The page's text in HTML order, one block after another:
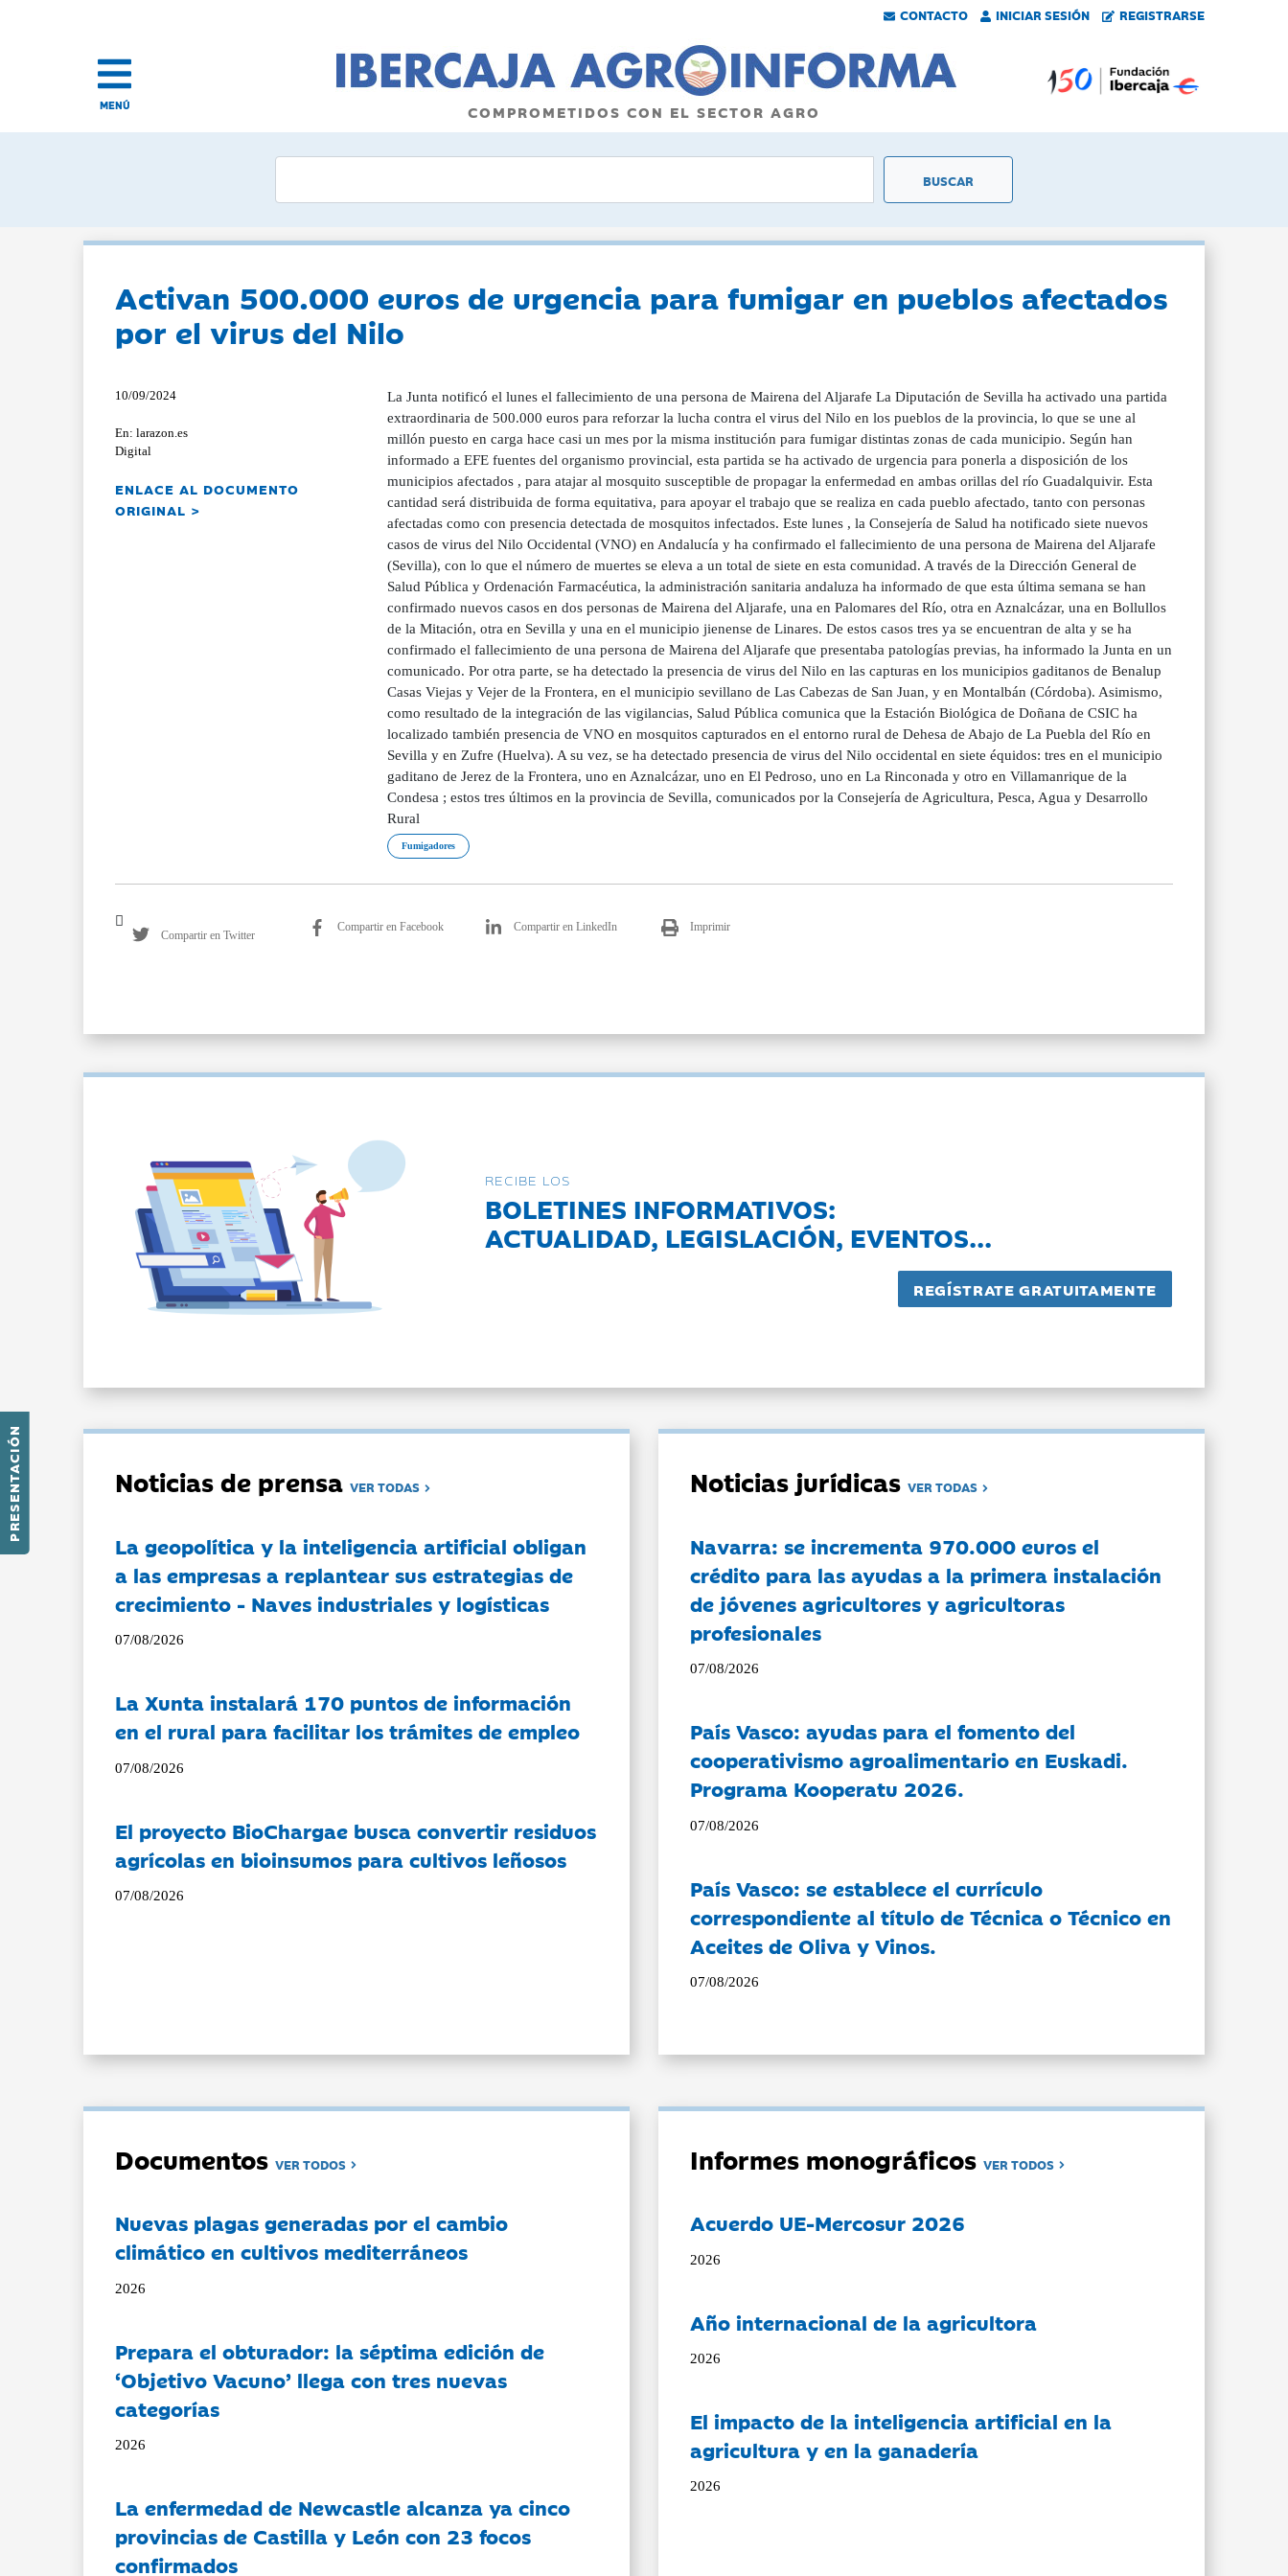
CONTACTO INICIAR SESIÓN REGISTRARSE
PRESENTACIÓN
MENÚ COMPROMETIDOS CON EL SECTOR AGRO
Activan 500.000 euros de urgencia para fumigar en pueblos afectados
por el virus del Nilo
10/09/2024
En: larazon.es
Digital
ENLACE AL DOCUMENTO
ORIGINAL >
La Junta notificó el lunes el fallecimiento de una persona de Mairena del Aljarafe La Diputación de Sevilla ha activado una partida
extraordinaria de 500.000 euros para reforzar la lucha contra el virus del Nilo en los pueblos de la provincia, lo que se une al
millón puesto en carga hace casi un mes por la misma institución para fumigar distintas zonas de cada municipio. Según han
informado a EFE fuentes del organismo provincial, esta partida se ha activado de urgencia para ponerla a disposición de los
municipios afectados , para atajar al mosquito susceptible de propagar la enfermedad en ambas orillas del río Guadalquivir. Esta
cantidad será distribuida de forma equitativa, para apoyar el trabajo que se realiza en cada pueblo afectado, tanto con personas
afectadas como con presencia detectada de mosquitos infectados. Este lunes , la Consejería de Salud ha notificado siete nuevos
casos de virus del Nilo Occidental (VNO) en Andalucía y ha confirmado el fallecimiento de una persona de Mairena del Aljarafe
(Sevilla), con lo que el número de muertes se eleva a un total de siete en esta comunidad. A través de la Dirección General de
Salud Pública y Ordenación Farmacéutica, la administración sanitaria andaluza ha informado de que esta última semana se han
confirmado nuevos casos en dos personas de Mairena del Aljarafe, una en Palomares del Río, otra en Aznalcázar, una en Bollullos
de la Mitación, otra en Sevilla y una en el municipio jienense de Linares. De estos casos tres ya se encuentran de alta y se ha
confirmado el fallecimiento de una persona de Mairena del Aljarafe que presentaba patologías previas, ha informado la Junta en un
comunicado. Por otra parte, se ha detectado la presencia de virus del Nilo en las capturas en los municipios gaditanos de Benalup
Casas Viejas y Vejer de la Frontera, en el municipio sevillano de Las Cabezas de San Juan, y en Montalbán (Córdoba). Asimismo,
como resultado de la integración de las vigilancias, Salud Pública comunica que la Estación Biológica de Doñana de CSIC ha
localizado también presencia de VNO en mosquitos capturados en el entorno rural de Dehesa de Abajo de La Puebla del Río en
Sevilla y en Zufre (Huelva). A su vez, se ha detectado presencia de virus del Nilo occidental en siete équidos: tres en el municipio
gaditano de Jerez de la Frontera, uno en Aznalcázar, uno en El Pedroso, uno en La Rinconada y otro en Villamanrique de la
Condesa ; estos tres últimos en la provincia de Sevilla, comunicados por la Consejería de Agricultura, Pesca, Agua y Desarrollo
Rural
Fumigadores
Compartir en Twitter
Compartir en Facebook Compartir en LinkedIn Imprimir
RECIBE LOS
BOLETINES INFORMATIVOS:
ACTUALIDAD, LEGISLACIÓN, EVENTOS...
Noticias de prensaVER TODAS
La geopolítica y la inteligencia artificial obligan
a las empresas a replantear sus estrategias de
crecimiento - Naves industriales y logísticas
07/08/2026
La Xunta instalará 170 puntos de información
en el rural para facilitar los trámites de empleo
07/08/2026
El proyecto BioChargae busca convertir residuos
agrícolas en bioinsumos para cultivos leñosos
07/08/2026
Noticias jurídicasVER TODAS
Navarra: se incrementa 970.000 euros el
crédito para las ayudas a la primera instalación
de jóvenes agricultores y agricultoras
profesionales
07/08/2026
País Vasco: ayudas para el fomento del
cooperativismo agroalimentario en Euskadi.
Programa Kooperatu 2026.
07/08/2026
País Vasco: se establece el currículo
correspondiente al título de Técnica o Técnico en
Aceites de Oliva y Vinos.
07/08/2026
DocumentosVER TODOS
Nuevas plagas generadas por el cambio
climático en cultivos mediterráneos
2026
Prepara el obturador: la séptima edición de
‘Objetivo Vacuno’ llega con tres nuevas
categorías
2026
La enfermedad de Newcastle alcanza ya cinco
provincias de Castilla y León con 23 focos
confirmados
Informes monográficosVER TODOS
Acuerdo UE-Mercosur 2026
2026
Año internacional de la agricultora
2026
El impacto de la inteligencia artificial en la
agricultura y en la ganadería
2026